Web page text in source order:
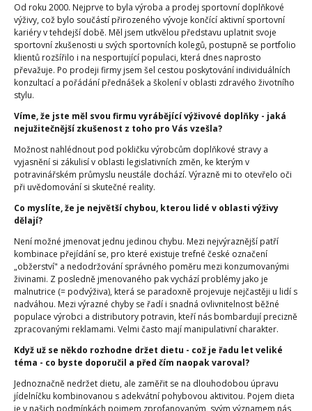
Od roku 2000. Nejprve to byla výroba a prodej sportovní doplňkové
výživy, což bylo součástí přirozeného vývoje končící aktivní sportovní
kariéry v tehdejší době. Měl jsem utkvělou představu uplatnit svoje
sportovní zkušenosti u svých sportovních kolegů, postupně se portfolio
klientů rozšířilo i na nesportující populaci, která dnes naprosto
převažuje. Po prodeji firmy jsem šel cestou poskytování individuálních
konzultací a pořádání přednášek a školení v oblasti zdravého životního
stylu.
Víme, že jste měl svou firmu vyrábějící výživové doplňky - jaká
nejužitečnější zkušenost z toho pro Vás vzešla?
Možnost nahlédnout pod pokličku výrobcům doplňkové stravy a
vyjasnění si zákulisí v oblasti legislativních změn, ke kterým v
potravinářském průmyslu neustále dochází. Výrazně mi to otevřelo oči
při uvědomování si skutečné reality.
Co myslíte, že je největší chybou, kterou lidé v oblasti výživy
dělají?
Není možné jmenovat jednu jedinou chybu. Mezi nejvýraznější patří
kombinace přejídání se, pro které existuje trefné české označení
„obžerství" a nedodržování správného poměru mezi konzumovanými
živinami. Z posledně jmenovaného pak vychází problémy jako je
malnutrice (= podvýživa), která se paradoxně projevuje nejčastěji u lidí s
nadváhou. Mezi výrazné chyby se řadí i snadná ovlivnitelnost běžné
populace výrobci a distributory potravin, kteří nás bombardují precizně
zpracovanými reklamami. Velmi často mají manipulativní charakter.
Když už se někdo rozhodne držet dietu - což je řadu let veliké
téma - co byste doporučil a před čím naopak varoval?
Jednoznačně nedržet dietu, ale zaměřit se na dlouhodobou úpravu
jídelníčku kombinovanou s adekvátní pohybovou aktivitou. Pojem dieta
je v našich podmínkách pojmem zprofanovaným, svým významem nás